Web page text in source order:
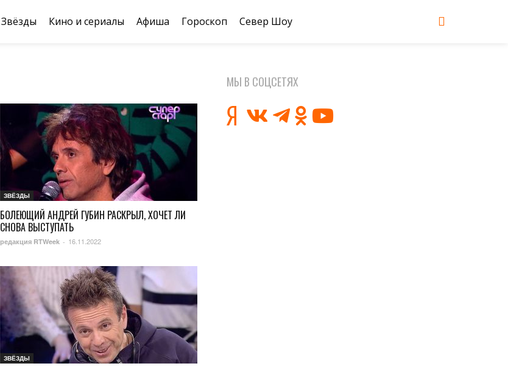
Звёзды Кино и сериалы Афиша Гороскоп Север Шоу
ЗВЁЗДЫ
БОЛЕЮЩИЙ АНДРЕЙ ГУБИН РАСКРЫЛ, ХОЧЕТ ЛИ
СНОВА ВЫСТУПАТЬ
редакция RTWeek - 16.11.2022
ЗВЁЗДЫ
МЫ В СОЦСЕТЯХ